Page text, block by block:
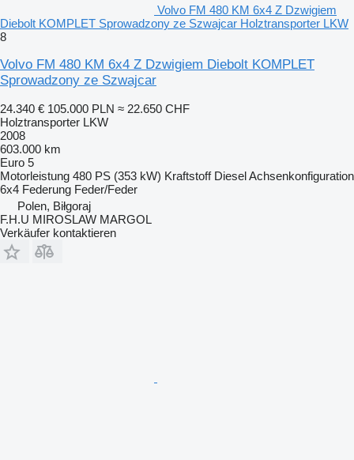
Volvo FM 480 KM 6x4 Z Dzwigiem
Diebolt KOMPLET Sprowadzony ze Szwajcar Holztransporter LKW
8
Volvo FM 480 KM 6x4 Z Dzwigiem Diebolt KOMPLET
Sprowadzony ze Szwajcar
24.340 € 105.000 PLN ≈ 22.650 CHF
Holztransporter LKW
2008
603.000 km
Euro 5
Motorleistung 480 PS (353 kW) Kraftstoff DieselAchsenkonfiguration
6x4 Federung Feder/Feder
Polen, Biłgoraj
F.H.U MIROSLAW MARGOL
Verkäufer kontaktieren